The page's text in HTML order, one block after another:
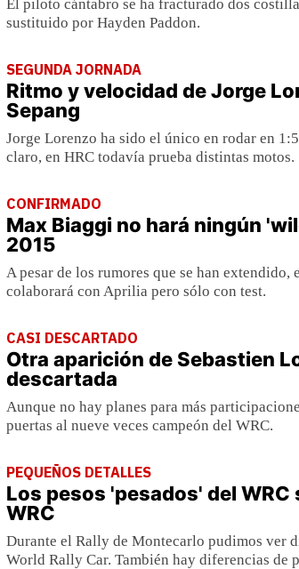
El piloto cántabro se ha fracturado dos
sustituido por Hayden Paddon.
SEGUNDA JORNADA
Ritmo y velocidad de Jorge
Sepang
Jorge Lorenzo ha sido el único en rodar en
claro, en HRC todavía prueba distintas motos.
CONFIRMADO
Max Biaggi no hará ningún
2015
A pesar de los rumores que se han
colaborará con Aprilia pero sólo con test.
CASI DESCARTADO
Otra aparición de Sebastien
descartada
Aunque no hay planes para más
puertas al nueve veces campeón del WRC.
PEQUEÑOS DETALLES
Los pesos 'pesados' del
WRC
Durante el Rally de Montecarlo pudimos ver
World Rally Car. También hay diferencias de